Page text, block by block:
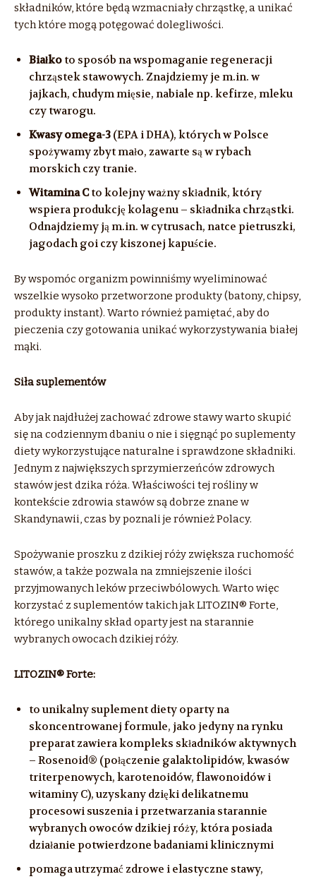
składników, które będą wzmacniały chrząstkę, a unikać
tych które mogą potęgować dolegliwości.
Białko to sposób na wspomaganie regeneracji
chrząstek stawowych. Znajdziemy je m.in. w
jajkach, chudym mięsie, nabiale np. kefirze, mleku
czy twarogu.
Kwasy omega-3 (EPA i DHA), których w Polsce
spożywamy zbyt mało, zawarte są w rybach
morskich czy tranie.
Witamina Cto kolejny ważny składnik, który
wspiera produkcję kolagenu – składnika chrząstki.
Odnajdziemy ją m.in. w cytrusach, natce pietruszki,
jagodach goi czy kiszonej kapuście.
By wspomóc organizm powinniśmy wyeliminować
wszelkie wysoko przetworzone produkty (batony, chipsy,
produkty instant). Warto również pamiętać, aby do
pieczenia czy gotowania unikać wykorzystywania białej
mąki.
Siła suplementów
Aby jak najdłużej zachować zdrowe stawy warto skupić
się na codziennym dbaniu o nie i sięgnąć po suplementy
diety wykorzystujące naturalne i sprawdzone składniki.
Jednym z największych sprzymierzeńców zdrowych
stawów jest dzika róża. Właściwości tej rośliny w
kontekście zdrowia stawów są dobrze znane w
Skandynawii, czas by poznali je również Polacy.
Spożywanie proszku z dzikiej róży zwiększa ruchomość
stawów, a także pozwala na zmniejszenie ilości
przyjmowanych leków przeciwbólowych. Warto więc
korzystać z suplementów takich jak LITOZIN® Forte,
którego unikalny skład oparty jest na starannie
wybranych owocach dzikiej róży.
LITOZIN® Forte:
to unikalny suplement diety oparty na
skoncentrowanej formule, jako jedyny na rynku
preparat zawiera kompleks składników aktywnych
– Rosenoid® (połączenie galaktolipidów, kwasów
triterpenowych, karotenoidów, flawonoidów i
witaminy C), uzyskany dzięki delikatnemu
procesowi suszenia i przetwarzania starannie
wybranych owoców dzikiej róży, która posiada
działanie potwierdzone badaniami klinicznymi
pomaga utrzymać zdrowe i elastyczne stawy,